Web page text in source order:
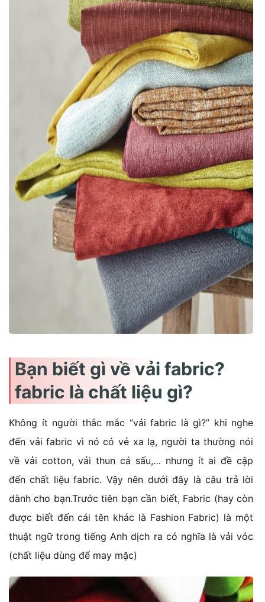
Bạn biết gì về vải fabric?
fabric là chất liệu gì?
Không ít người thắc mắc “vải fabric là gì?” khi nghe
đến vải fabric vì nó có vẻ xa lạ, người ta thường nói
về vải cotton, vải thun cá sấu,… nhưng ít ai đề cập
đến chất liệu fabric. Vậy nên dưới đây là câu trả lời
dành cho bạn.Trước tiên bạn cần biết, Fabric (hay còn
được biết đến cái tên khác là Fashion Fabric) là một
thuật ngữ trong tiếng Anh dịch ra có nghĩa là vải vóc
(chất liệu dùng để may mặc)